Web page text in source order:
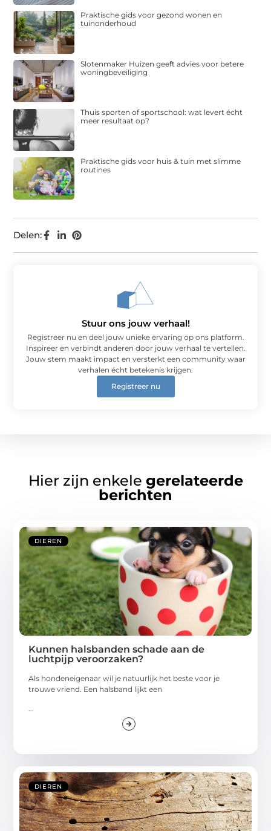
Delen:
Praktische gids voor gezond wonen en
tuinonderhoud
Slotenmaker Huizen geeft advies voor betere
woningbeveiliging
Thuis sporten of sportschool: wat levert écht
meer resultaat op?
Praktische gids voor huis & tuin met slimme
routines
Stuur ons jouw verhaal!
Registreer nu en deel jouw unieke ervaring op ons platform.
Inspireer en verbindt anderen door jouw verhaal te vertellen.
Jouw stem maakt impact en versterkt een community waar
verhalen écht betekenis krijgen.
Registreer nu
Hier zijn enkele gerelateerde
berichten
DIEREN
Kunnen halsbanden schade aan de
luchtpijp veroorzaken?
Als hondeneigenaar wil je natuurlijk het beste voor je
trouwe vriend. Een halsband lijkt een
...
DIEREN